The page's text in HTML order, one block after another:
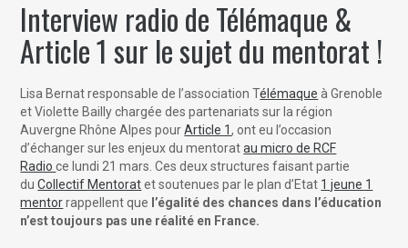
Interview radio de Télémaque &
Article 1 sur le sujet du mentorat !
Lisa Bernat responsable de l’association Télémaque à Grenoble
et Violette Bailly chargée des partenariats sur la région
Auvergne Rhône Alpes pourArticle 1, ont eu l’occasion
d’échanger sur les enjeux du mentoratau micro de RCF
Radioce lundi 21 mars. Ces deux structures faisant partie
duCollectif Mentoratet soutenues par le plan d’Etat 1 jeune 1
mentorrappellent que l’égalité des chances dans l’éducation
n’est toujours pas une réalité en France.